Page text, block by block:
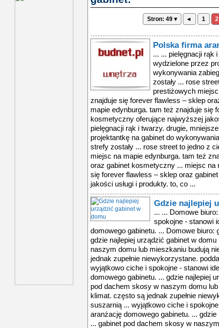
Stron: 49 ▾ ◂ 1 2
Polska firma
... ... pielęgnacji rąk
wydzielone przez
wykonywania
zostały ... rose
prestiżowych
znajduje się forever flawless – sklep
mapie edynburga. tam też znajduje się
kosmetyczny oferujące najwyższej
pielęgnacji rąk i twarzy. drugie,
projektantkę na gabinet do
strefy zostały ... rose street to jedno z
miejsc na mapie edynburga. tam też
oraz gabinet kosmetyczny ... miejsc na
się forever flawless – sklep oraz
jakości usługi i produkty. to, co ...
Gdzie najlepiej
... ... Domowe
spokojne - stanowi
domowego gabinetu. ... Domowe biuro:
gdzie najlepiej urządzić gabinet w
naszym domu lub mieszkaniu budują
jednak zupełnie niewykorzystane.
wyjątkowo ciche i spokojne - stanowi
domowego gabinetu. ... gdzie najlepiej
pod dachem skosy w naszym domu
klimat. często są jednak zupełnie
suszarnią ... wyjątkowo ciche i
aranżację domowego gabinetu. ...
... gabinet pod dachem skosy w